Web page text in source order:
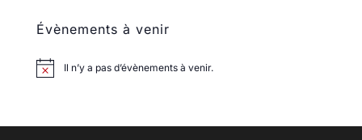
Évènements à venir
Il n’y a pas d’évènements à venir.